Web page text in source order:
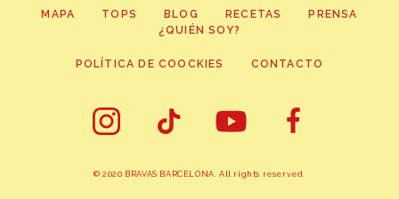
MAPA TOPS BLOG RECETAS
PRENSA
¿QUIÉN SOY?
POLÍTICA DE COOCKIES CONTACTO
© 2020 BRAVAS BARCELONA. All rights reserved.